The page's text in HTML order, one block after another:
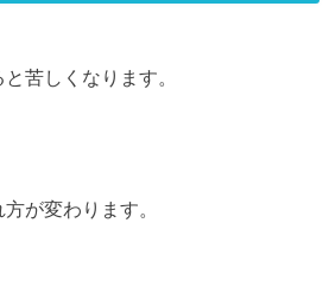
苦しくなります。
が変わります。